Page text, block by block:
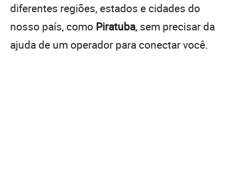
diferentes regiões, estados e cidades do
nosso país, como Piratuba, sem precisar da
ajuda de um operador para conectar você.